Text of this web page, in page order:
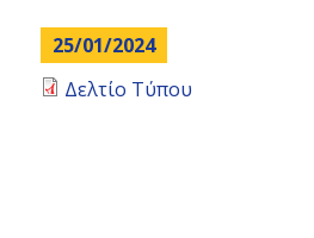
25/01/2024
Δελτίο Τύπου